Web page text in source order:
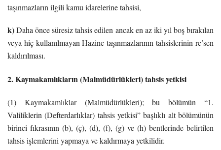
taşınmazların ilgili kamu idarelerine tahsisi,
k)Daha önce süresiz tahsis edilen ancak en az iki yıl boş bırakılan
veya hiç kullanılmayan Hazine taşınmazlarının tahsislerinin re’sen
kaldırılması.
2. Kaymakamlıkların (Malmüdürlükleri) tahsis yetkisi
(1) Kaymakamlıklar (Malmüdürlükleri); bu bölümün “1.
Valiliklerin (Defterdarlıklar) tahsis yetkisi” başlıklı alt bölümünün
birinci fıkrasının (b), (ç), (d), (f), (g) ve (h) bentlerinde belirtilen
tahsis işlemlerini yapmaya ve kaldırmaya yetkilidir.